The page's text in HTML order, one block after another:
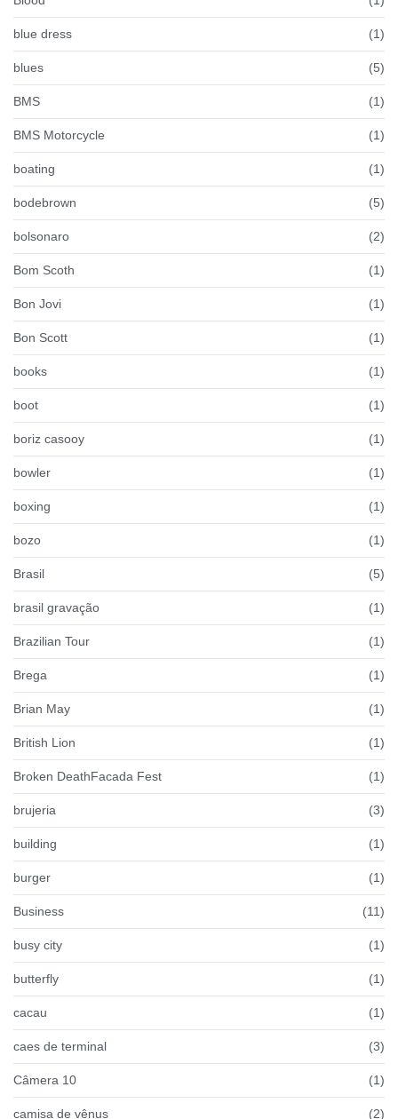
blue dress (1)
blues (5)
BMS (1)
BMS Motorcycle (1)
boating (1)
bodebrown (5)
bolsonaro (2)
Bom Scoth (1)
Bon Jovi (1)
Bon Scott (1)
books (1)
boot (1)
boriz casooy (1)
bowler (1)
boxing (1)
bozo (1)
Brasil (5)
brasil gravação (1)
Brazilian Tour (1)
Brega (1)
Brian May (1)
British Lion (1)
Broken DeathFacada Fest (1)
brujeria (3)
building (1)
burger (1)
Business (11)
busy city (1)
butterfly (1)
cacau (1)
caes de terminal (3)
Câmera 10 (1)
camisa de vênus (2)